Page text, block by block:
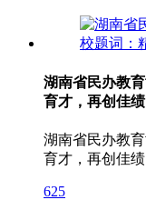
湖南省民办教
育才，再创佳绩
湖南省民办教
育才，再创佳绩
625